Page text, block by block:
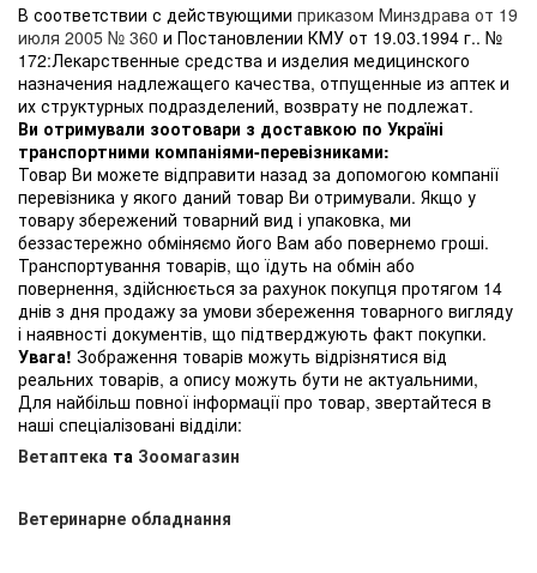
В соответствии с действующими приказом Минздрава от 19
июля 2005 № 360 и Постановлении КМУ от 19.03.1994 г.. №
172:Лекарственные средства и изделия медицинского
назначения надлежащего качества, отпущенные из аптек и
их структурных подразделений, возврату не подлежат.
Ви отримували зоотовари з доставкою по Україні
транспортними компаніями-перевізниками:
Товар Ви можете відправити назад за допомогою компанії
перевізника у якого даний товар Ви отримували. Якщо у
товару збережений товарний вид і упаковка, ми
беззастережно обміняємо його Вам або повернемо гроші.
Транспортування товарів, що їдуть на обмін або
повернення, здійснюється за рахунок покупця протягом 14
днів з дня продажу за умови збереження товарного вигляду
і наявності документів, що підтверджують факт покупки.
Увага! Зображення товарів можуть відрізнятися від
реальних товарів, а опису можуть бути не актуальними,
Для найбільш повної інформації про товар, звертайтеся в
наші спеціалізовані відділи:
Ветаптека та Зоомагазин
Ветеринарне обладнання